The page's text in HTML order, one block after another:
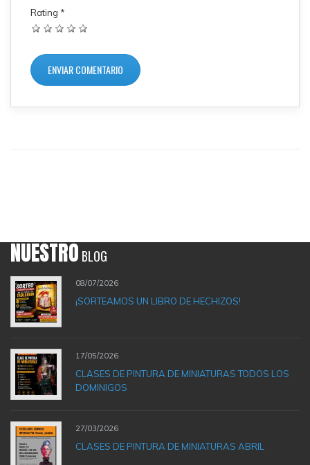
Rating *
NUESTROBLOG
08/07/2026
¡SORTEAMOS UN LIBRO DE HECHIZOS!
17/05/2026
CLASES DE PINTURA DE MINIATURAS TODOS LOS
DOMINIGOS
27/03/2026
CLASES DE PINTURA DE MINIATURAS ABRIL